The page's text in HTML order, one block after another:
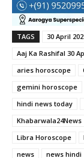
TAGS 30 April
Aaj Ka Rashifal 30
aries horoscope
gemini horoscope
hindi news today
Khabarwala24News
Libra Horoscope
news
news hindi